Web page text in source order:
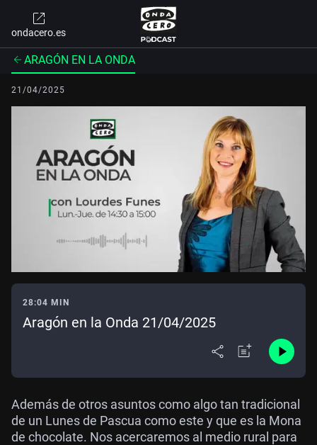
ondacero.es
ARAGÓN EN LA ONDA
21/04/2025
28:04 MIN
Aragón en la Onda 21/04/2025
Además de otros asuntos como algo tan tradicional
de un Lunes de Pascua como este y que es la Mona
de chocolate. Nos acercaremos al medio rural para